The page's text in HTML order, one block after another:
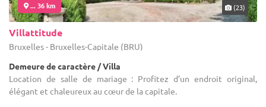
... 36 km (23)
Villattitude
Bruxelles - Bruxelles-Capitale (BRU)
Demeure de caractère / Villa
Location de salle de mariage : Profitez d’un endroit original,
élégant et chaleureux au cœur de la capitale.